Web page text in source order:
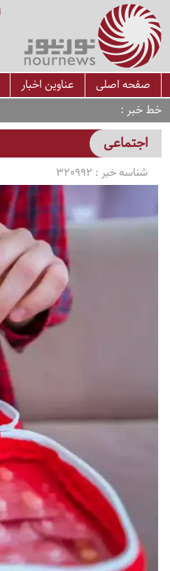
صفحه اصلی عناوین اخبار
خط خبر
اجتماعی
شناسه خبر : 320992